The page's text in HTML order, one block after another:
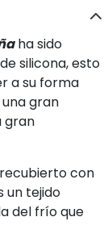
ha sido
silicona, esto
a su forma
gran
gran
con
un tejido
del frío que